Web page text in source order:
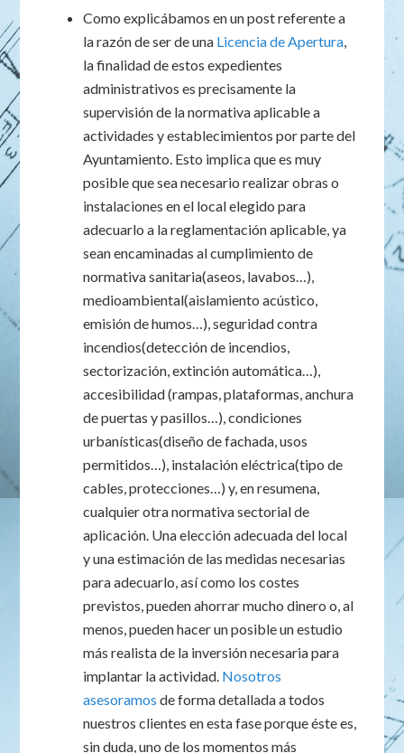
Como explicábamos en un post referente a
la razón de ser de una Licencia de Apertura,
la finalidad de estos expedientes
administrativos es precisamente la
supervisión de la normativa aplicable a
actividades y establecimientos por parte del
Ayuntamiento. Esto implica que es muy
posible que sea necesario realizar obras o
instalaciones en el local elegido para
adecuarlo a la reglamentación aplicable, ya
sean encaminadas al cumplimiento de
normativa sanitaria(aseos, lavabos…),
medioambiental(aislamiento acústico,
emisión de humos…), seguridad contra
incendios(detección de incendios,
sectorización, extinción automática…),
accesibilidad (rampas, plataformas, anchura
de puertas y pasillos…), condiciones
urbanísticas(diseño de fachada, usos
permitidos…), instalación eléctrica(tipo de
cables, protecciones…) y, en resumena,
cualquier otra normativa sectorial de
aplicación. Una elección adecuada del local
y una estimación de las medidas necesarias
para adecuarlo, así como los costes
previstos, pueden ahorrar mucho dinero o, al
menos, pueden hacer un posible un estudio
más realista de la inversión necesaria para
implantar la actividad. Nosotros
asesoramos de forma detallada a todos
nuestros clientes en esta fase porque éste es,
sin duda, uno de los momentos más